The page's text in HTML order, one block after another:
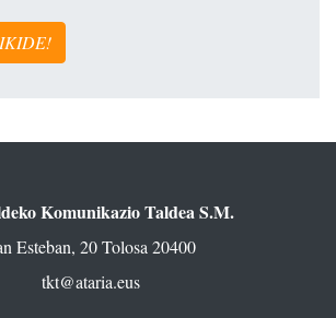
Komunikazio Taldea S.M.
Esteban, 20 Tolosa 20400
tkt@ataria.eus